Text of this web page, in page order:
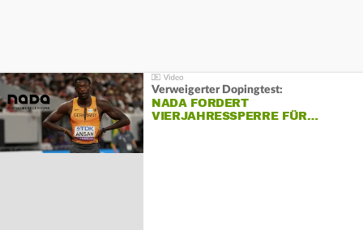
Verweigerter Dopingtest:
NADA FORDERT
VIERJAHRESSPERRE FÜR…